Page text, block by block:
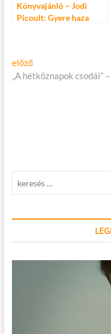
Könyvajánló – Jodi
Picoult: Gyere haza
Bejegyzés
navigáció
előzőElőző
cikk:
„A hétköznapok csodái”